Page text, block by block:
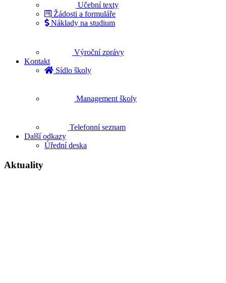
Učební texty
Žádosti a formuláře
Náklady na studium
Výroční zprávy
Kontakt
Sídlo školy
Management školy
Telefonní seznam
Další odkazy
Úřední deska
Aktuality